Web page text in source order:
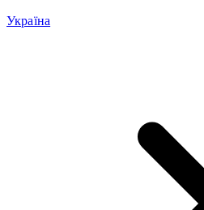
Україна